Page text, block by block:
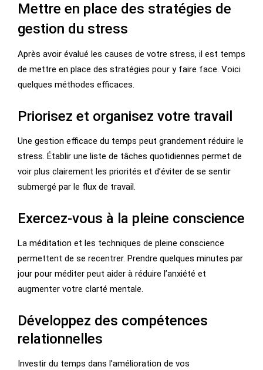
Mettre en place des stratégies de
gestion du stress
Après avoir évalué les causes de votre stress, il est temps
de mettre en place des stratégies pour y faire face. Voici
quelques méthodes efficaces.
Priorisez et organisez votre travail
Une gestion efficace du temps peut grandement réduire le
stress. Établir une liste de tâches quotidiennes permet de
voir plus clairement les priorités et d’éviter de se sentir
submergé par le flux de travail.
Exercez-vous à la pleine conscience
La méditation et les techniques de pleine conscience
permettent de se recentrer. Prendre quelques minutes par
jour pour méditer peut aider à réduire l’anxiété et
augmenter votre clarté mentale.
Développez des compétences
relationnelles
Investir du temps dans l’amélioration de vos